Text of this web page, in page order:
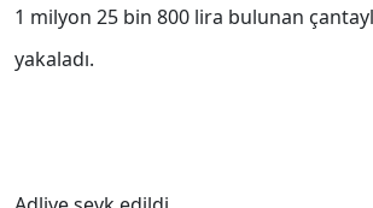
1 milyon 25 bin 800 lira bulunan
yakaladı.